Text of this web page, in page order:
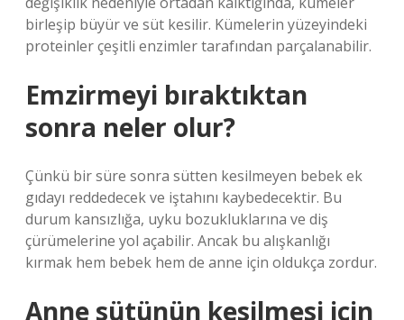
birleşip büyür ve süt kesilir. Kümelerin yüzeyindeki
proteinler çeşitli enzimler tarafından parçalanabilir.
Emzirmeyi bıraktıktan
sonra neler olur?
Çünkü bir süre sonra sütten kesilmeyen bebek ek
gıdayı reddedecek ve iştahını kaybedecektir. Bu
durum kansızlığa, uyku bozukluklarına ve diş
çürümelerine yol açabilir. Ancak bu alışkanlığı
kırmak hem bebek hem de anne için oldukça zordur.
Anne sütünün kesilmesi için